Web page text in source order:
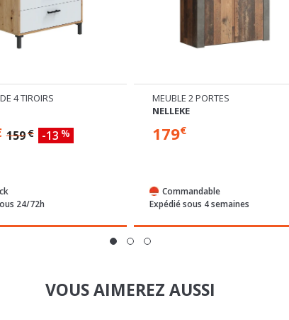
PORTES
4 semaines
COMMODE 5 TIROIRS
SEMARANG CHAMBRE À
399€
En stock
Expédié sous 24/72h
VOUS AIMEREZ AUSSI